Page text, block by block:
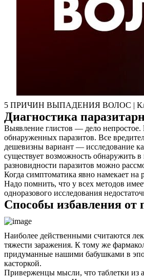
5 ПРИЧИН ВЫПАДЕНИЯ ВОЛОС |
Диагностика
Выявление глистов — дело непростое.
обнаруженных паразитов. Все
дешевизны вариант — исследование
существует возможность обнаружить
разновидности паразитов можно
Когда симптоматика явно намекает на
Надо помнить, что у всех методов
одноразового исследования
Способы избавления от
Наиболее действенными считаются
тяжести заражения. К тому же
придуманные нашими бабушками в
касторкой.
Приверженцы мысли, что таблетки из